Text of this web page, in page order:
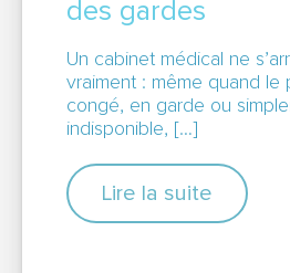
des gardes
Un cabinet médical ne
vraiment : même quand le
congé, en garde ou
indisponible, […]
Lire la suite
Espace abonné
SERVICE & APPEL GRATUIT